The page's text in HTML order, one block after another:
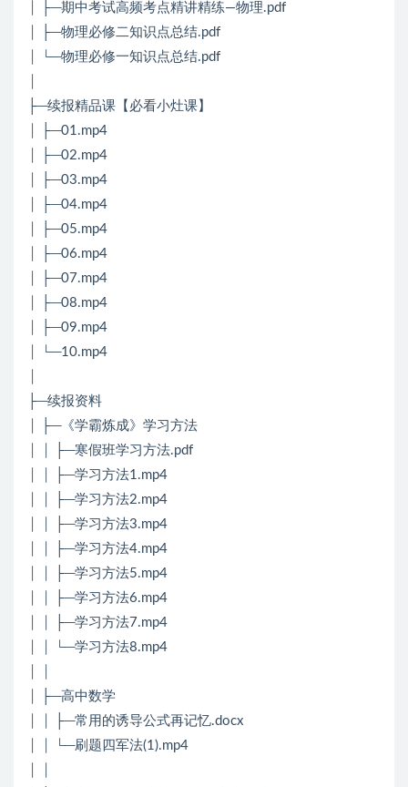
│ ├─期中考试高频考点精讲精练—物理.pdf
│ ├─物理必修二知识点总结.pdf
│ └─物理必修一知识点总结.pdf
├─续报精品课【必看小灶课】
│ ├─01.mp4
│ ├─02.mp4
│ ├─03.mp4
│ ├─04.mp4
│ ├─05.mp4
│ ├─06.mp4
│ ├─07.mp4
│ ├─08.mp4
│ ├─09.mp4
│ └─10.mp4
├─续报资料
│ ├─《学霸炼成》学习方法
│ │ ├─寒假班学习方法.pdf
│ │ ├─学习方法1.mp4
│ │ ├─学习方法2.mp4
│ │ ├─学习方法3.mp4
│ │ ├─学习方法4.mp4
│ │ ├─学习方法5.mp4
│ │ ├─学习方法6.mp4
│ │ ├─学习方法7.mp4
│ │ └─学习方法8.mp4
│ ├─高中数学
│ │ ├─常用的诱导公式再记忆.docx
│ │ └─刷题四军法(1).mp4